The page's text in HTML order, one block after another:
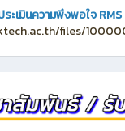
ะเมินความพึงพอใจ
files/